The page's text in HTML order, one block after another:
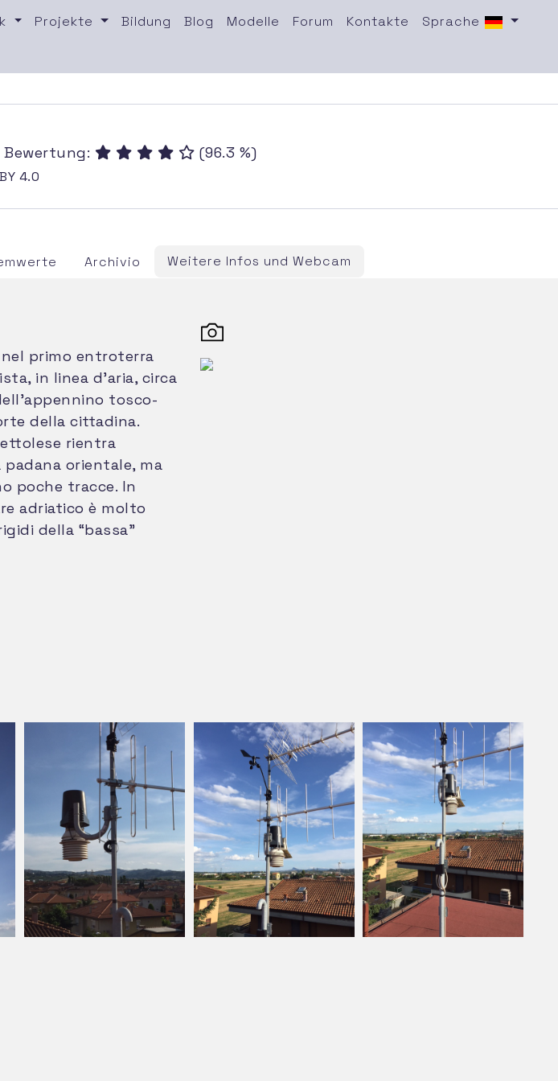
Projekte Bildung Blog Modelle Forum Kontakte Sprache
Bewertung: (96.3 %)
4.0
Archivio Weitere Infos und Webcam
primo entroterra
in linea d’aria, circa
tosco-
della cittadina.
rientra
orientale, ma
poche tracce. In
adriatico è molto
della “bassa”
si registrano nei
(distanti 30/40
e cioè la nebbia, in
tutta la stagione
che possono
Gambettola: -
porta della bora, che
2001/2002,
sensibile con
litorale marino. Questa
che permette ai
della neve. - Il
chiamato in
tipico fenomeno